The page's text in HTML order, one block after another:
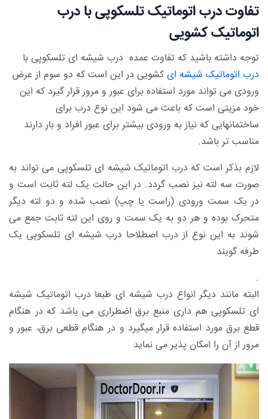
تفاوت درب اتوماتیک تلسکوپی با درب
اتوماتیک کشویی
توجه داشته باشید که تفاوت عمده درب شیشه ای تلسکوپی با
درب اتوماتیک شیشه ای کشویی در این است که دو سوم از عرض
ورودی می تواند مورد استفاده برای عبور و مرور قرار گیرد که این
خود مزیتی است که باعث می شود این نوع درب برای
ساختمانهایی که نیاز به ورودی بیشتر برای عبور افراد و بار دارند
مناسب تر باشد.
لازم بذکر است که درب اتوماتیک شیشه ای تلسکوپی می تواند به
صورت سه لته نیز نصب گردد. در این حالت یک لته ثابت است و
در یک سمت ورودی (راست یا چپ) نصب شده و دو لته دیگر
متحرک بوده و هر دو به یک سمت و روی این لته ثابت جمع می
شوند به این نوع از درب اصطلاحا درب شیشه ای تلسکوپی یک
طرفه گویند
.
البته مانند دیگر انواع درب شیشه ای طبعا درب اتوماتیک شیشه
ای تلسکوپی هم داری منبع برق اضطراری می باشد که در هنگام
قطع برق مورد استفاده قرار میگیرد و در هنگام قطعی برق، عبور و
مرور از آن را امکان پذیر می نماید